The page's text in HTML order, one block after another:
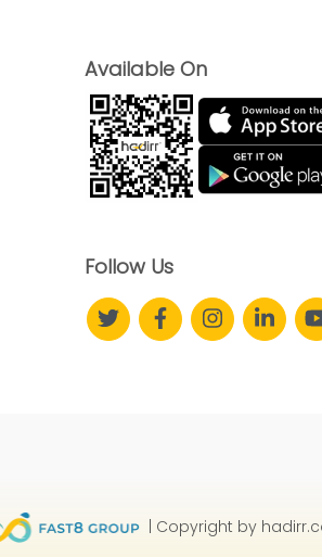
Available On
Follow Us
| Copyright by